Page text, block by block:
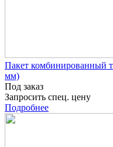
Пакет комбинированный
мм)
Под заказ
Запросить спец. цену
Подробнее